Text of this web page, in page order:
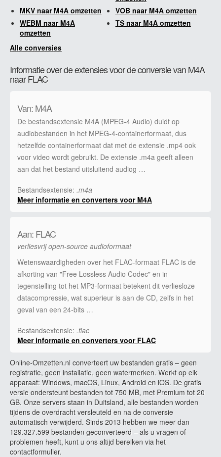
MKV naar M4A omzetten
VOB naar M4A omzetten
WEBM naar M4A
omzetten
TS naar M4A omzetten
Alle conversies
Informatie over de extensies voor de conversie van M4A
naar FLAC
Van: M4A
De bestandsextensie M4A (MPEG-4 Audio) duidt op
audiobestanden in het MPEG-4-containerformaat, dus
hetzelfde containerformaat dat met de extensie .mp4 ook
voor video wordt gebruikt. De extensie .m4a geeft alleen
aan dat het bestand uitsluitend audiog …
Bestandsextensie: .m4a
Meer informatie en converters voor M4A
Aan: FLAC
verliesvrij open-source audioformaat
Wetenswaardigheden over het FLAC-formaat FLAC is de
afkorting van "Free Lossless Audio Codec" en in
tegenstelling tot het MP3-formaat betekent dit verliesloze
datacompressie, wat superieur is aan de CD, zelfs in het
geval van een 24-bits …
Bestandsextensie: .flac
Meer informatie en converters voor FLAC
Online-Omzetten.nl converteert uw bestanden gratis – geen
registratie, geen installatie, geen watermerken. Werkt op elk
apparaat: Windows, macOS, Linux, Android en iOS. De gratis
versie ondersteunt bestanden tot 750 MB, met Premium tot 20
GB. Onze servers staan in Duitsland, alle bestanden worden
tijdens de overdracht versleuteld en na de conversie
automatisch verwijderd. Sinds 2013 hebben we meer dan
129.327.599 bestanden geconverteerd – als u vragen of
problemen heeft, kunt u ons altijd bereiken via het
contactformulier.